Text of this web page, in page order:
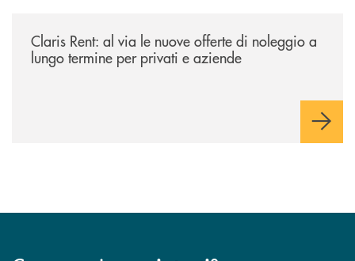
Claris Rent: al via le nuove offerte di noleggio a
lungo termine per privati e aziende